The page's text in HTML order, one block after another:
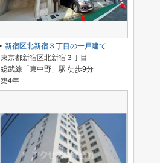
新宿区北新宿３丁目の一戸建て
東京都新宿区北新宿３丁目
総武線「東中野」駅 徒歩9分
築4年